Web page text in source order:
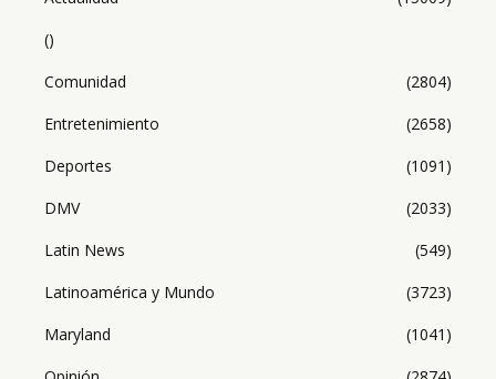
()
Comunidad
(2804)
Entretenimiento
(2658)
Deportes
(1091)
DMV
(2033)
Latin News
(549)
Latinoamérica y Mundo
(3723)
Maryland
(1041)